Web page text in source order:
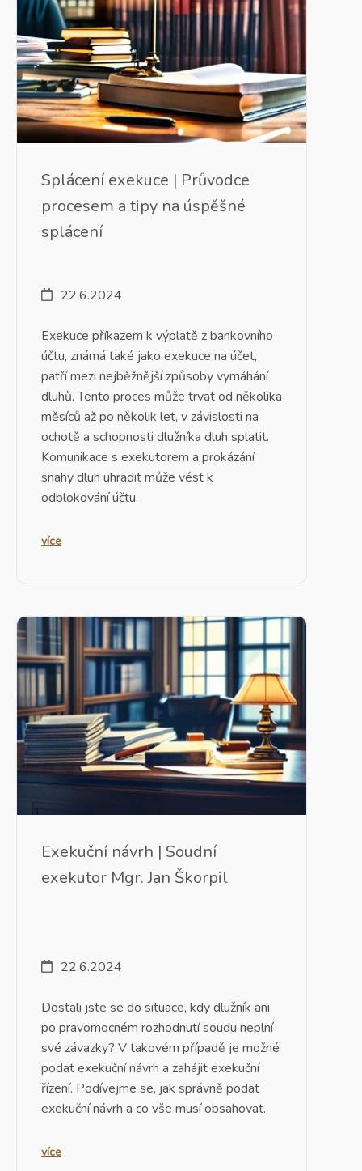
22.6.2024
Splácení exekuce | Průvodce
procesem a tipy na úspěšné
splácení
Exekuce příkazem k výplatě z bankovního
účtu, známá také jako exekuce na účet,
patří mezi nejběžnější způsoby vymáhání
dluhů. Tento proces může trvat od několika
měsíců až po několik let, v závislosti na
ochotě a schopnosti dlužníka dluh splatit.
Komunikace s exekutorem a prokázání
snahy dluh uhradit může vést k
odblokování účtu.
více
22.6.2024
Exekuční návrh | Soudní
exekutor Mgr. Jan Škorpil
Dostali jste se do situace, kdy dlužník ani
po pravomocném rozhodnutí soudu neplní
své závazky? V takovém případě je možné
podat exekuční návrh a zahájit exekuční
řízení. Podívejme se, jak správně podat
exekuční návrh a co vše musí obsahovat.
více